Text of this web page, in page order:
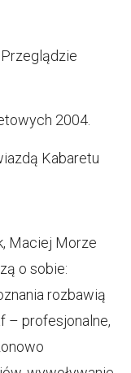
2004.
Kabaretu
Maciej Morze
o sobie:
rozbawią
– profesjonalne,